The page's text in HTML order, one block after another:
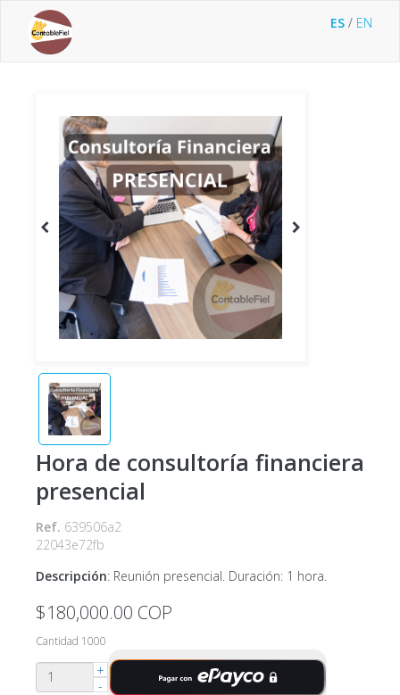
ES / EN
Hora de consultoría financiera
presencial
Ref. 639506a2
22043e72fb
Descripción: Reunión presencial. Duración: 1 hora.
$180,000.00 COP
Cantidad 1000
+
-